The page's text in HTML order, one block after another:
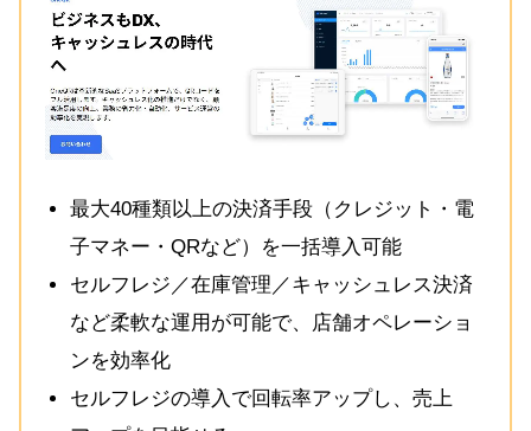
最大40種類以上の決済手段（クレジット・電
子マネー・QRなど）を一括導入可能
セルフレジ／在庫管理／キャッシュレス決済
など柔軟な運用が可能で、店舗オペレーショ
ンを効率化
セルフレジの導入で回転率アップし、売上